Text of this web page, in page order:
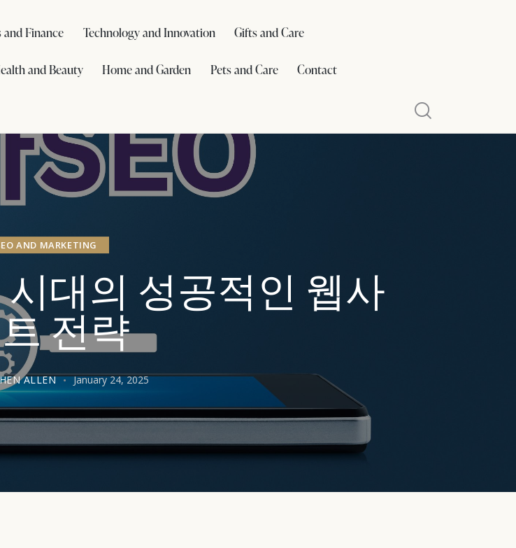
and Finance Technology and Innovation Gifts and Care
and Beauty Home and Garden Pets and Care Contact
AND MARKETING
시대의 성공적인 웹사
전략
ALLEN January 24, 2025